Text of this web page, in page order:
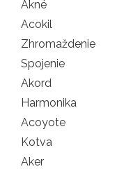
Akné
Acokil
Zhromaždenie
Spojenie
Akord
Harmonika
Acoyote
Kotva
Aker